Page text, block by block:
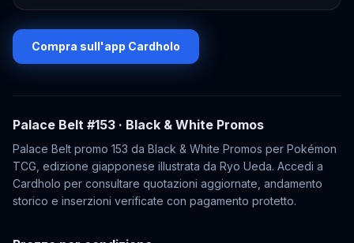
Compra sull'app Cardholo
Palace Belt #153 · Black & White Promos
Palace Belt promo 153 da Black & White Promos per Pokémon
TCG, edizione giapponese illustrata da Ryo Ueda. Accedi a
Cardholo per consultare quotazioni aggiornate, andamento
storico e inserzioni verificate con pagamento protetto.